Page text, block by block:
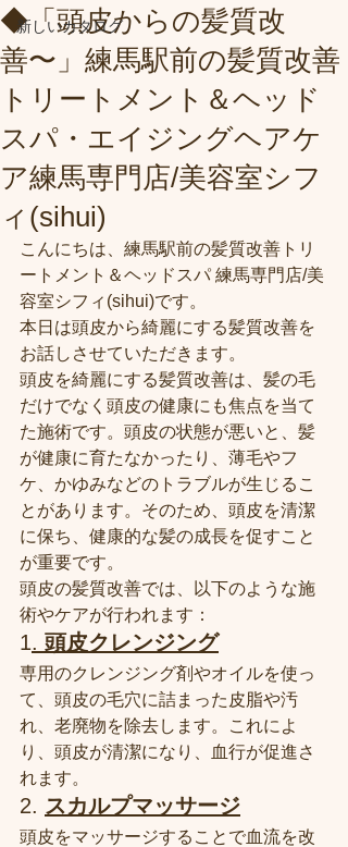
新しいカタログ
◆「頭皮からの髪質改
善〜」練馬駅前の髪質改善
トリートメント＆ヘッド
スパ・エイジングヘアケ
ア練馬専門店/美容室シフ
ィ(sihui)
こんにちは、練馬駅前の髪質改善トリ
ートメント＆ヘッドスパ 練馬専門店/美
容室シフィ(sihui)です。
本日は頭皮から綺麗にする髪質改善を
お話しさせていただきます。
頭皮を綺麗にする髪質改善は、髪の毛
だけでなく頭皮の健康にも焦点を当て
た施術です。頭皮の状態が悪いと、髪
が健康に育たなかったり、薄毛やフ
ケ、かゆみなどのトラブルが生じるこ
とがあります。そのため、頭皮を清潔
に保ち、健康的な髪の成長を促すこと
が重要です。
頭皮の髪質改善では、以下のような施
術やケアが行われます：
1. 頭皮クレンジング
専用のクレンジング剤やオイルを使っ
て、頭皮の毛穴に詰まった皮脂や汚
れ、老廃物を除去します。これによ
り、頭皮が清潔になり、血行が促進さ
れます。
2. スカルプマッサージ
頭皮をマッサージすることで血流を改